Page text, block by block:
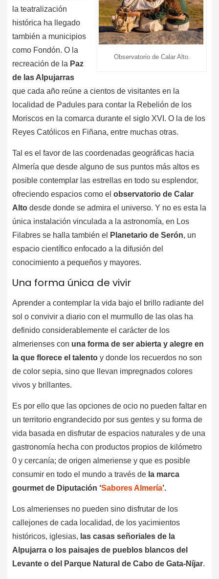
Observatorio de Calar Alto.
la teatralización
histórica ha llegado
también a municipios
como Fondón. O la
recreación de la Paz
de las Alpujarras
que cada año reúne a cientos de visitantes en la
localidad de Padules para contar la Rebelión de los
Moriscos en la comarca durante el siglo XVI. O la de los
Reyes Católicos en Fiñana, entre muchas otras.
Tal es el favor de las coordenadas geográficas hacia
Almería que desde alguno de sus puntos más altos es
posible contemplar las estrellas en todo su esplendor,
ofreciendo espacios como el observatorio de Calar
Alto desde donde se admira el universo. Y no es esta la
única instalación vinculada a la astronomía, en Los
Filabres se halla también el
Planetario de Serón, un
espacio científico enfocado a la difusión del
conocimiento a pequeños y mayores.
Una forma única de vivir
Aprender a contemplar la vida bajo el brillo radiante del
sol o convivir a diario con el murmullo de las olas ha
definido considerablemente el carácter de los
almerienses con una forma de ser abierta y alegre en
la que florece el talento y donde los recuerdos no son
de color sepia, sino que llevan impregnados colores
vivos y brillantes.
Es por ello que las opciones de ocio no pueden faltar en
un territorio engrandecido por sus gentes y su forma de
vida basada en disfrutar de espacios naturales y de una
gastronomía hecha con productos propios de kilómetro
0 y cercanía; de origen almeriense y que es posible
consumir en todo el mundo a través de la marca
gourmet de Diputación ‘Sabores Almería’.
Los almerienses no pueden sino disfrutar de los
callejones de cada localidad, de los yacimientos
históricos, iglesias, las casas señoriales de la
Alpujarra o los paisajes de pueblos blancos del
Levante o del Parque Natural de Cabo de Gata-Níjar.